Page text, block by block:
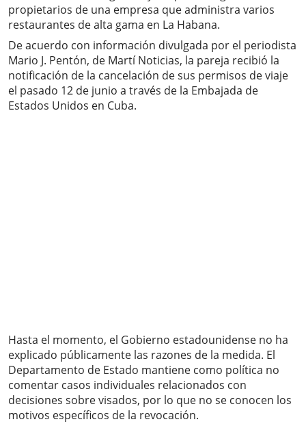
propietarios de una empresa que administra varios
restaurantes de alta gama en La Habana.
De acuerdo con información divulgada por el periodista
Mario J. Pentón, de Martí Noticias, la pareja recibió la
notificación de la cancelación de sus permisos de viaje
el pasado 12 de junio a través de la Embajada de
Estados Unidos en Cuba.
Hasta el momento, el Gobierno estadounidense no ha
explicado públicamente las razones de la medida. El
Departamento de Estado mantiene como política no
comentar casos individuales relacionados con
decisiones sobre visados, por lo que no se conocen los
motivos específicos de la revocación.